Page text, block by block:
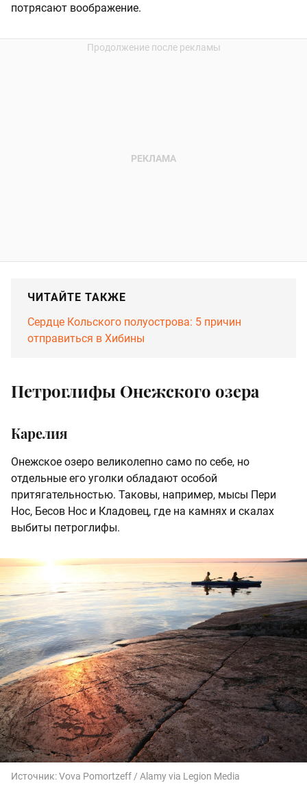
потрясают воображение.
ЧИТАЙТЕ ТАКЖЕ
Сердце Кольского полуострова: 5 причин
отправиться в Хибины
Петроглифы Онежского озера
Карелия
Онежское озеро великолепно само по себе, но
отдельные его уголки обладают особой
притягательностью. Таковы, например, мысы Пери
Нос, Бесов Нос и Кладовец, где на камнях и скалах
выбиты петроглифы.
Источник:Vova Pomortzeff / Alamy via Legion Media